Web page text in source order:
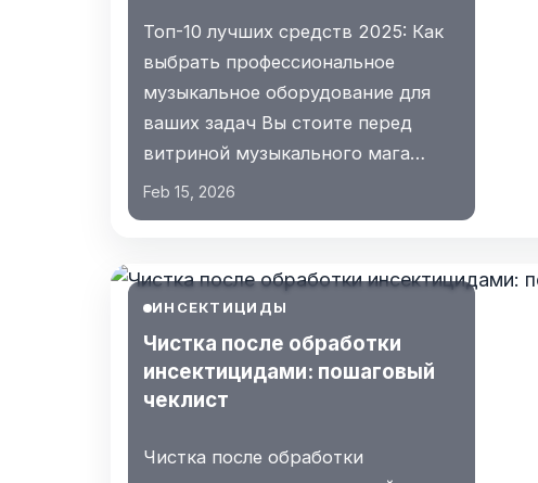
Топ-10 лучших средств 2025: Как
выбрать профессиональное
музыкальное оборудование для
ваших задач Вы стоите перед
витриной музыкального мага…
Feb 15, 2026
ИНСЕКТИЦИДЫ
Чистка после обработки
инсектицидами: пошаговый
чеклист
Чистка после обработки